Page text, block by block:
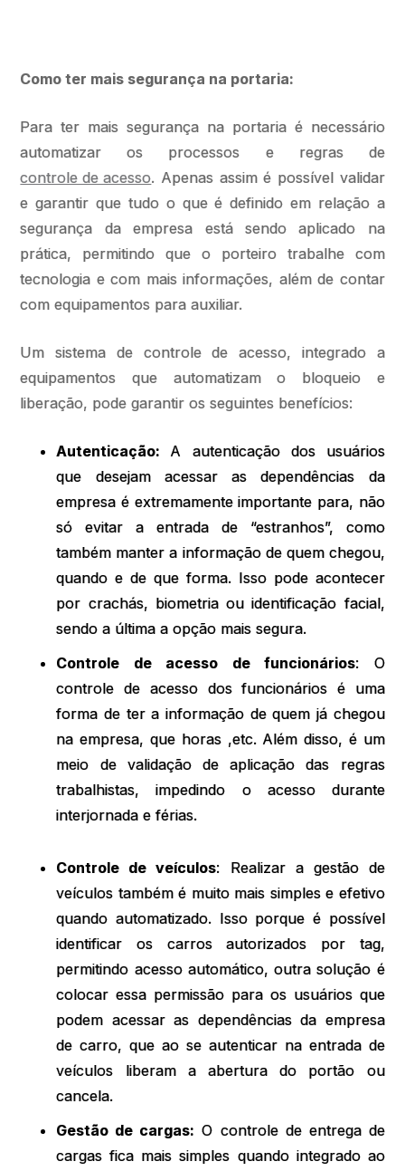
Como ter mais segurança na portaria:
Para ter mais segurança na portaria é necessário
automatizar os processos e regras de
controle de acesso. Apenas assim é possível validar
e garantir que tudo o que é definido em relação a
segurança da empresa está sendo aplicado na
prática, permitindo que o porteiro trabalhe com
tecnologia e com mais informações, além de contar
com equipamentos para auxiliar.
Um sistema de controle de acesso, integrado a
equipamentos que automatizam o bloqueio e
liberação, pode garantir os seguintes benefícios:
Autenticação: A autenticação dos usuários
que desejam acessar as dependências da
empresa é extremamente importante para, não
só evitar a entrada de “estranhos”, como
também manter a informação de quem chegou,
quando e de que forma. Isso pode acontecer
por crachás, biometria ou identificação facial,
sendo a última a opção mais segura.
Controle de acesso de funcionários: O
controle de acesso dos funcionários é uma
forma de ter a informação de quem já chegou
na empresa, que horas ,etc. Além disso, é um
meio de validação de aplicação das regras
trabalhistas, impedindo o acesso durante
interjornada e férias.
Controle de veículos: Realizar a gestão de
veículos também é muito mais simples e efetivo
quando automatizado. Isso porque é possível
identificar os carros autorizados por tag,
permitindo acesso automático, outra solução é
colocar essa permissão para os usuários que
podem acessar as dependências da empresa
de carro, que ao se autenticar na entrada de
veículos liberam a abertura do portão ou
cancela.
Gestão de cargas: O controle de entrega de
cargas fica mais simples quando integrado ao